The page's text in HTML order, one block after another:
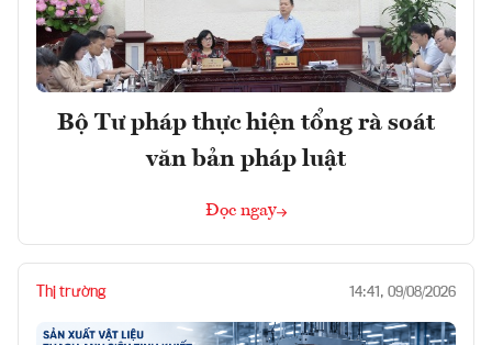
Bộ Tư pháp thực hiện tổng rà soát
văn bản pháp luật
Đọc ngay
Thị trường 14:41, 09/08/2026